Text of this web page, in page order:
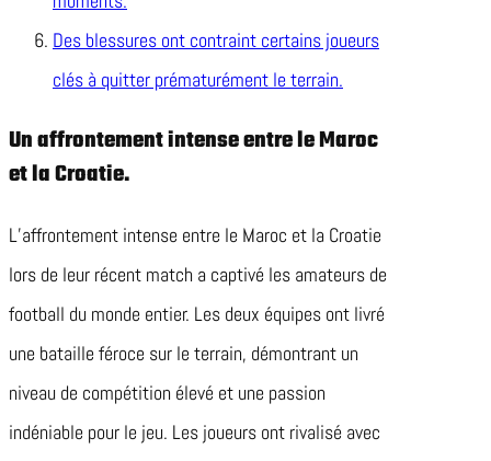
Des blessures ont contraint certains joueurs
clés à quitter prématurément le terrain.
Un affrontement intense entre le Maroc
et la Croatie.
L’affrontement intense entre le Maroc et la Croatie
lors de leur récent match a captivé les amateurs de
football du monde entier. Les deux équipes ont livré
une bataille féroce sur le terrain, démontrant un
niveau de compétition élevé et une passion
indéniable pour le jeu. Les joueurs ont rivalisé avec